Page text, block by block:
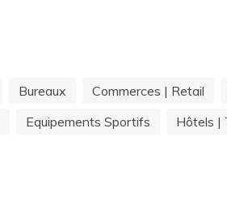
Bureaux Commerces | Retail
Equipements Sportifs Hôtels |